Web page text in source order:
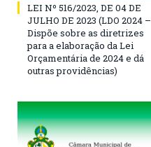
LEI Nº 516/2023, DE 04 DE
JULHO DE 2023 (LDO 2024 –
Dispõe sobre as diretrizes
para a elaboração da Lei
Orçamentária de 2024 e dá
outras providências)